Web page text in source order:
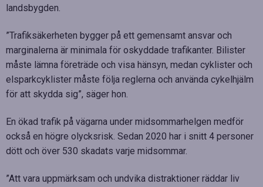
landsbygden.
”Trafiksäkerheten bygger på ett gemensamt ansvar och
marginalerna är minimala för oskyddade trafikanter. Bilister
måste lämna företräde och visa hänsyn, medan cyklister och
elsparkcyklister måste följa reglerna och använda cykelhjälm
för att skydda sig”, säger hon.
En ökad trafik på vägarna under midsommarhelgen medför
också en högre olycksrisk. Sedan 2020 har i snitt 4 personer
dött och över 530 skadats varje midsommar.
”Att vara uppmärksam och undvika distraktioner räddar liv